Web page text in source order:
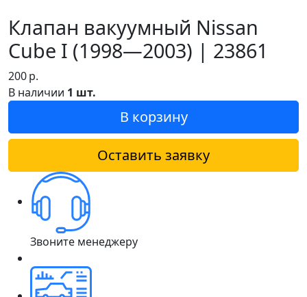
Клапан вакуумный Nissan
Cube I (1998—2003) | 23861
200р.
В наличии 1 шт.
В корзину
Оставить заявку
Звоните менеджеру